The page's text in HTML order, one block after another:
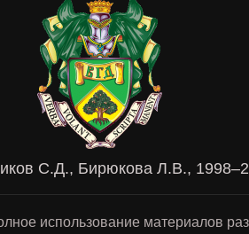
С.Д., Бирюкова Л.В.,
использование материалов